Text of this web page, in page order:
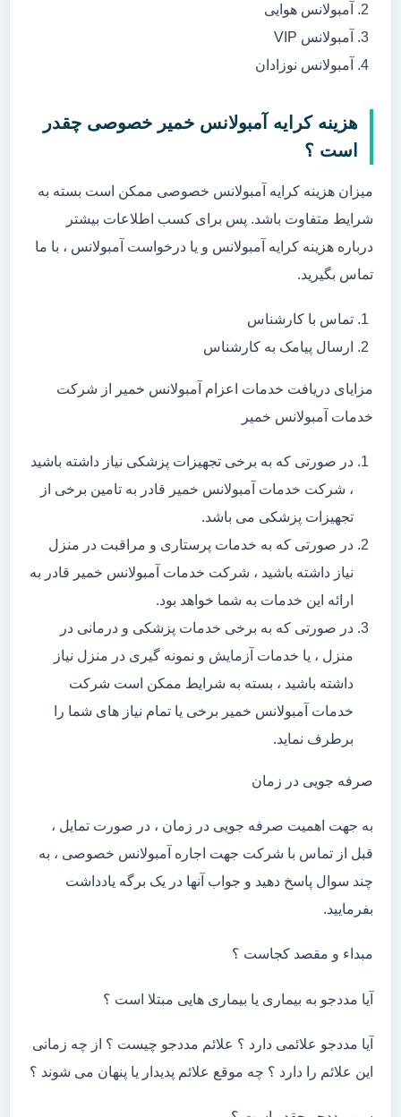
آمبولانس هوایی
آمبولانس VIP
آمبولانس نوزادان
هزینه کرایه آمبولانس خمیر خصوصی چقدر
است ؟
میزان هزینه کرایه آمبولانس خصوصی ممکن است بسته به
شرایط متفاوت باشد. پس برای کسب اطلاعات بیشتر
درباره هزینه کرایه آمبولانس و یا درخواست آمبولانس ، با ما
تماس بگیرید.
تماس با کارشناس
ارسال پیامک به کارشناس
مزایای دریافت خدمات اعزام آمبولانس خمیر از شرکت
خدمات آمبولانس خمیر
در صورتی که به برخی تجهیزات پزشکی نیاز داشته باشید
، شرکت خدمات آمبولانس خمیر قادر به تامین برخی از
تجهیزات پزشکی می باشد.
در صورتی که به خدمات پرستاری و مراقبت در منزل
نیاز داشته باشید ، شرکت خدمات آمبولانس خمیر قادر به
ارائه این خدمات به شما خواهد بود.
در صورتی که به برخی خدمات پزشکی و درمانی در
منزل ، یا خدمات آزمایش و نمونه گیری در منزل نیاز
داشته باشید ، بسته به شرایط ممکن است شرکت
خدمات آمبولانس خمیر برخی یا تمام نیاز های شما را
برطرف نماید.
صرفه جویی در زمان
به جهت اهمیت صرفه جویی در زمان ، در صورت تمایل ،
قبل از تماس با شرکت جهت اجاره آمبولانس خصوصی ، به
چند سوال پاسخ دهید و جواب آنها در یک برگه یادداشت
بفرمایید.
مبداء و مقصد کجاست ؟
آیا مددجو به بیماری یا بیماری هایی مبتلا است ؟
آیا مددجو علائمی دارد ؟ علائم مددجو چیست ؟ از چه زمانی
این علائم را دارد ؟ چه موقع علائم پدیدار یا پنهان می شوند ؟